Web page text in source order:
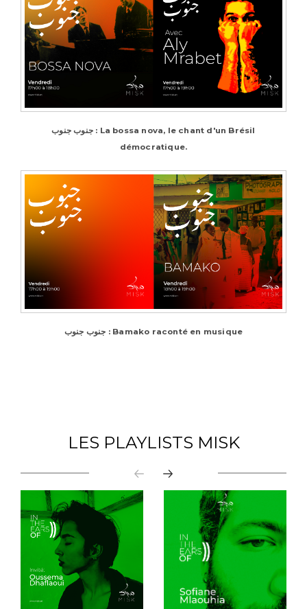
جنوب جنوب : La bossa nova, le chant d'un Brésil
démocratique.
جنوب جنوب : Bamako raconté en musique
LES PLAYLISTS MISK